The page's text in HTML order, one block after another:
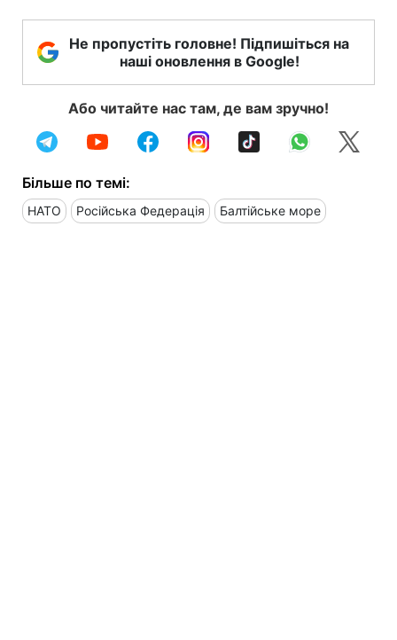
Не пропустіть головне! Підпишіться на
наші оновлення в Google!
Або читайте нас там, де вам зручно!
Більше по темі:
НАТО Російська Федерація Балтійське море